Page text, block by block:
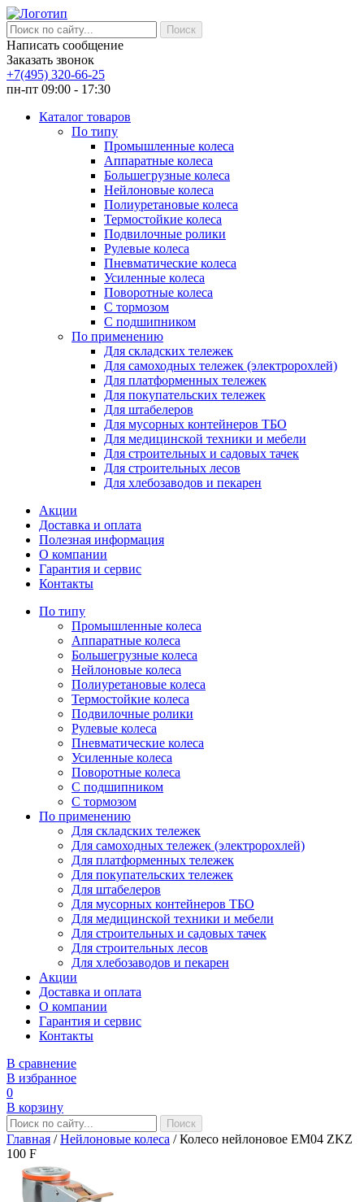
Написать сообщение
Заказать звонок
+7(495) 320-66-25
пн-пт 09:00 - 17:30
Каталог товаров
По типу
Промышленные колеса
Аппаратные колеса
Большегрузные колеса
Нейлоновые колеса
Полиуретановые колеса
Термостойкие колеса
Подвилочные ролики
Рулевые колеса
Пневматические колеса
Усиленные колеса
Поворотные колеса
С тормозом
С подшипником
По применению
Для складских тележек
Для самоходных тележек (электророхлей)
Для платформенных тележек
Для покупательских тележек
Для штабелеров
Для мусорных контейнеров ТБО
Для медицинской техники и мебели
Для строительных и садовых тачек
Для строительных лесов
Для хлебозаводов и пекарен
Акции
Доставка и оплата
Полезная информация
О компании
Гарантия и сервис
Контакты
По типу
Промышленные колеса
Аппаратные колеса
Большегрузные колеса
Нейлоновые колеса
Полиуретановые колеса
Термостойкие колеса
Подвилочные ролики
Рулевые колеса
Пневматические колеса
Усиленные колеса
Поворотные колеса
С подшипником
С тормозом
По применению
Для складских тележек
Для самоходных тележек (электророхлей)
Для платформенных тележек
Для покупательских тележек
Для штабелеров
Для мусорных контейнеров ТБО
Для медицинской техники и мебели
Для строительных и садовых тачек
Для строительных лесов
Для хлебозаводов и пекарен
Акции
Доставка и оплата
О компании
Гарантия и сервис
Контакты
В сравнение
В избранное
0
В корзину
Главная /Нейлоновые колеса /Колесо нейлоновое EM04 ZKZ
100 F